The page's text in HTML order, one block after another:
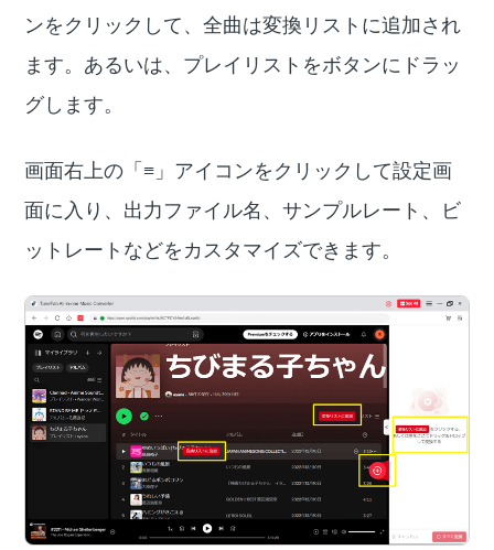
ンをクリックして、全曲は変換リストに追加され
ます。あるいは、プレイリストをボタンにドラッ
グします。
画面右上の「≡」アイコンをクリックして設定画
面に入り、出力ファイル名、サンプルレート、ビ
ットレートなどをカスタマイズできます。